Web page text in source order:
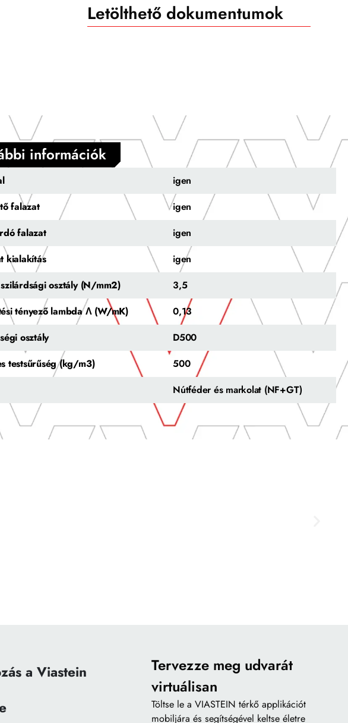
Letölthető dokumentumok
információk
igen
falazat
igen
falazat
igen
kialakítás
igen
osztály (N/mm2)
3,5
tényező lambda Λ (W/mK)
0,13
osztály
D500
testsűrűség (kg/m3)
500
Nútféder és markolat (NF+GT)
a Viastein
Tervezze meg udvarát
virtuálisan
Töltse le a VIASTEIN térkő applikációt
mobiljára és segítségével keltse életre